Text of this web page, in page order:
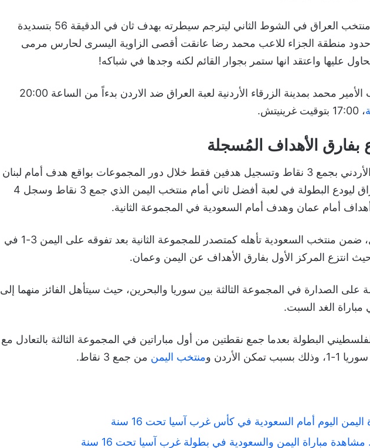
وتواصل تحسن منتخب العراق في الشوط الثاني ليترجم سيطرته بهدف ثان في الدقيقة 56 بتسديدة
منطقة الجزاء للاعب محمد رضا عانقت أقصى الزاوية اليسرى لحارس مرمى
عليها واعتقد انها ستمر بجوار القائم لكنه وجدها في شباكه!
محمد بمدينة الزرقاء الأردنية لعبة العراق ضد الاردن بدءاً من الساعة 20:00
، 17:00 بتوقيت غرينيتش.
بفارق الأهداف المُسجلة
اكتفى المنتخب الأردني بجمع 3 نقاط وتسجيل هدفين فقط خلال دور المجموعات بواقع هدف أمام لبنان
وهدف أمام العراق ليودع البطولة في لعبة أفضل ثاني أمام منتخب اليمن الذي جمع 3 نقاط وسجل 4
في سياق متصل، ضمن منتخب السعودية تأهله كمتصدر للمجموعة الثانية بعد تفوقه على اليمن 3-1 في
حيث انتزع المركز الأول بفارق الأهداف عن اليمن وعمان.
على الصدارة في المجموعة الثالثة بين سوريا والبحرين، حيث سيتأهل الفائز منهما إلى
الغد السبت.
البطولة بعدما جمع نقطتين من أول مباراتين في المجموعة الثالثة بالتعادل مع
منتخب اليمن من جمع 3 نقاط.
اليمن اليوم أمام السعودية في كأس غرب آسيا تحت 16 سنة
مباراة اليمن والسعودية في بطولة غرب آسيا تحت 16 سنة